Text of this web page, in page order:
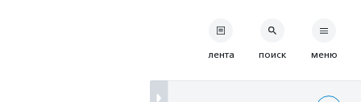
лента поиск меню